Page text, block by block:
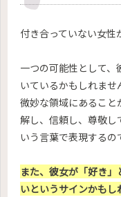
付き合っていない女性
一つの可能性として
いているかもしれま
微妙な領域にあること
解し、信頼し、尊敬し
いう言葉で表現するの
また、彼女が「好き
いというサインかもし